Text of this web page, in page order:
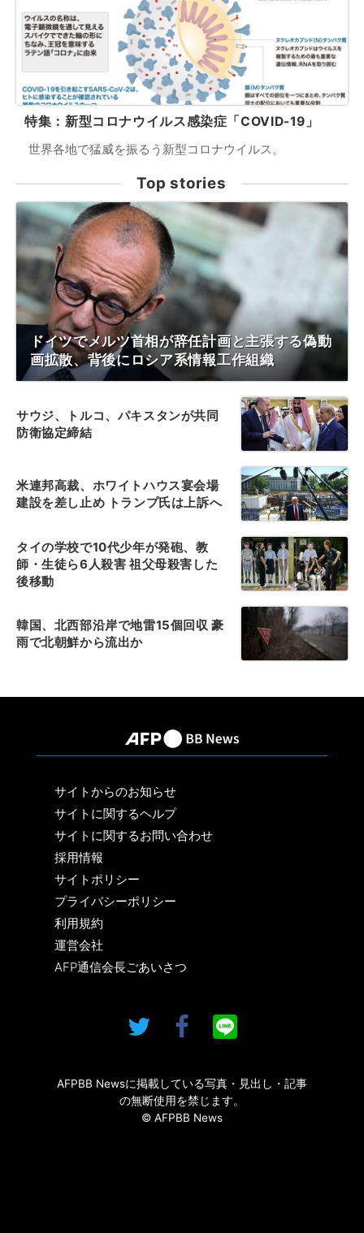
特集：新型コロナウイルス感染症「COVID-19」
世界各地で猛威を振るう新型コロナウイルス。
Top stories
ドイツでメルツ首相が辞任計画と主張する偽動
画拡散、背後にロシア系情報工作組織
サウジ、トルコ、パキスタンが共同
防衛協定締結
米連邦高裁、ホワイトハウス宴会場
建設を差し止め トランプ氏は上訴へ
タイの学校で10代少年が発砲、教
師・生徒ら6人殺害 祖父母殺害した
後移動
韓国、北西部沿岸で地雷15個回収 豪
雨で北朝鮮から流出か
サイトからのお知らせ
サイトに関するヘルプ
サイトに関するお問い合わせ
採用情報
サイトポリシー
プライバシーポリシー
利用規約
運営会社
AFP通信会長ごあいさつ
AFPBB Newsに掲載している写真・見出し・記事
の無断使用を禁じます。
© AFPBB News